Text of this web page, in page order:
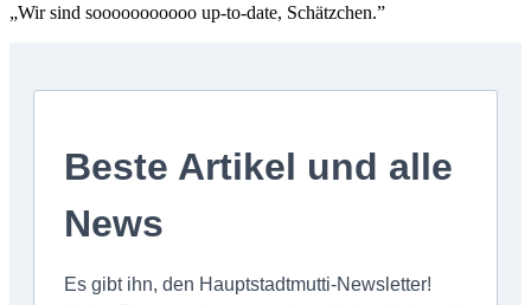
„Wir sind sooooooooooo up-to-date, Schätzchen.”